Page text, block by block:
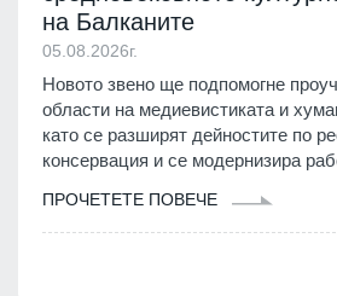
на Балканите
05.08.2026г.
Новото звено ще подпомогне
области на медиевистиката и
като се разширят дейностите по
консервация и се модернизира
ПРОЧЕТЕТЕ ПОВЕЧЕ